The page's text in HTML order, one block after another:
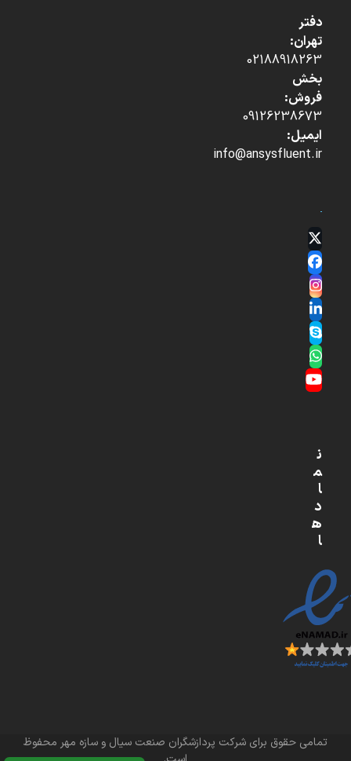
دفتر
تهران:
02188918263
بخش
فروش:
09126238673
ایمیل:
info@ansysfluent.ir
Twitter
(deprecated)
Facebook
Instagram
LinkedIn
Skype
Whatsapp
YouTube
ن
م
ا
د
ه
ا
تمامی حقوق برای شرکت پردازشگران صنعت سیال و سازه مهر محفوظ